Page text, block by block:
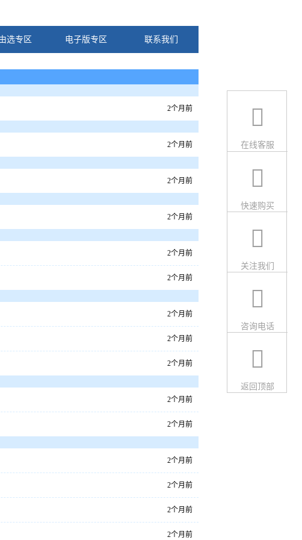
选专区 电子版专区 联系我们
2个月前
2个月前
2个月前
2个月前
2个月前
2个月前
2个月前
2个月前
2个月前
2个月前
2个月前
2个月前
2个月前
2个月前
2个月前
在线客服
快速购买
关注我们
咨询电话
返回顶部